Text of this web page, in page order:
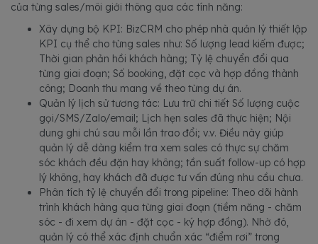
của từng sales/môi giới thông qua các tính năng:
Xây dựng bộ KPI: BizCRM cho phép nhà quản lý thiết lập
KPI cụ thể cho từng sales như: Số lượng lead kiếm được;
Thời gian phản hồi khách hàng; Tỷ lệ chuyển đổi qua
từng giai đoạn; Số booking, đặt cọc và hợp đồng thành
công; Doanh thu mang về theo từng dự án.
Quản lý lịch sử tương tác: Lưu trữ chi tiết Số lượng cuộc
gọi/SMS/Zalo/email; Lịch hẹn sales đã thực hiện; Nội
dung ghi chú sau mỗi lần trao đổi; v.v. Điều này giúp
quản lý dễ dàng kiểm tra xem sales có thực sự chăm
sóc khách đều đặn hay không; tần suất follow-up có hợp
lý không, hay khách đã được tư vấn đúng nhu cầu chưa.
Phân tích tỷ lệ chuyển đổi trong pipeline: Theo dõi hành
trình khách hàng qua từng giai đoạn (tiềm năng - chăm
sóc - đi xem dự án - đặt cọc - ký hợp đồng). Nhờ đó,
quản lý có thể xác định chuẩn xác “điểm rơi” trong